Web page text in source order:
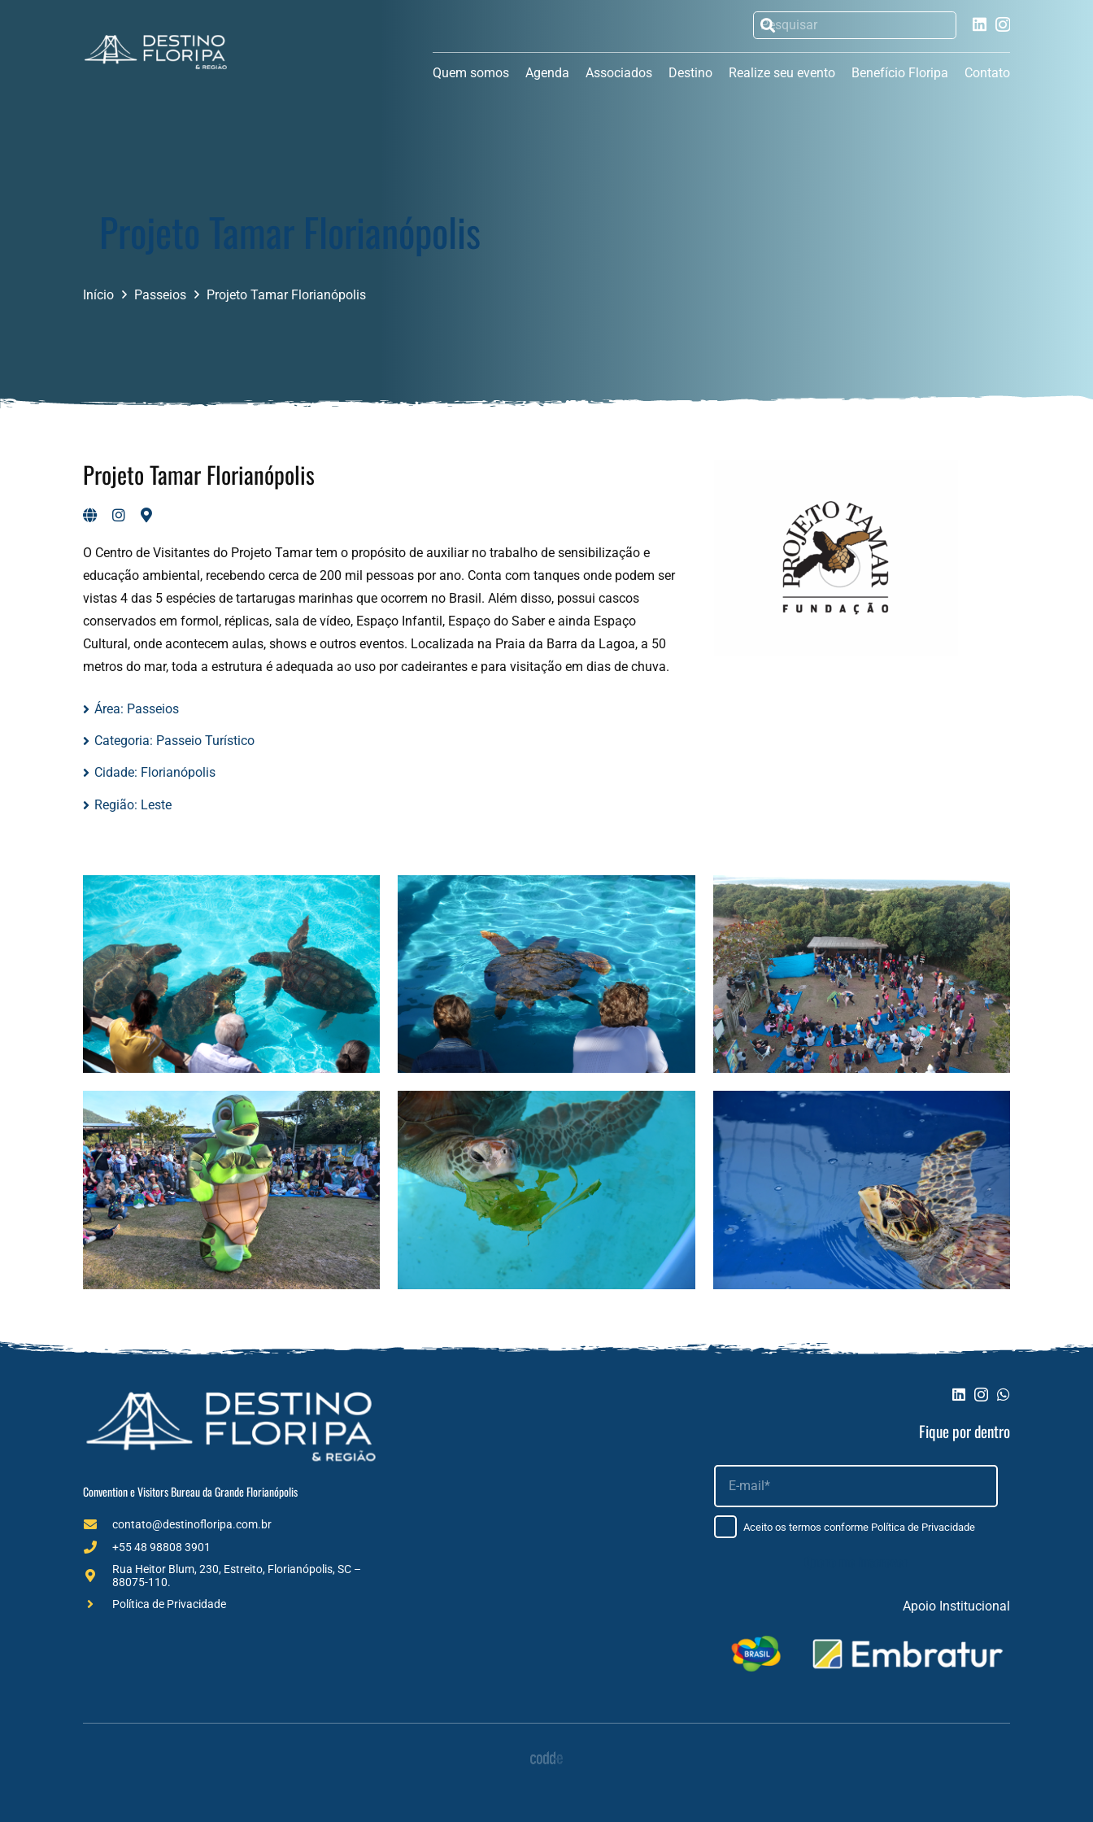
Quem somos Agenda Associados Destino Realize seu evento Benefício Floripa Contato
Projeto Tamar Florianópolis
Início Passeios Projeto Tamar Florianópolis
Projeto Tamar Florianópolis
O Centro de Visitantes do Projeto Tamar tem o propósito de auxiliar no trabalho de sensibilização e
educação ambiental, recebendo cerca de 200 mil pessoas por ano. Conta com tanques onde podem ser
vistas 4 das 5 espécies de tartarugas marinhas que ocorrem no Brasil. Além disso, possui cascos
conservados em formol, réplicas, sala de vídeo, Espaço Infantil, Espaço do Saber e ainda Espaço
Cultural, onde acontecem aulas, shows e outros eventos. Localizada na Praia da Barra da Lagoa, a 50
metros do mar, toda a estrutura é adequada ao uso por cadeirantes e para visitação em dias de chuva.
Área: Passeios
Categoria: Passeio Turístico
Cidade: Florianópolis
Região: Leste
Convention e Visitors Bureau da Grande Florianópolis
contato@destinofloripa.com.br
+55 48 98808 3901
Rua Heitor Blum, 230, Estreito, Florianópolis, SC –
88075-110.
Política de Privacidade
Fique por dentro
Aceito os termos conforme Política de Privacidade
Apoio Institucional